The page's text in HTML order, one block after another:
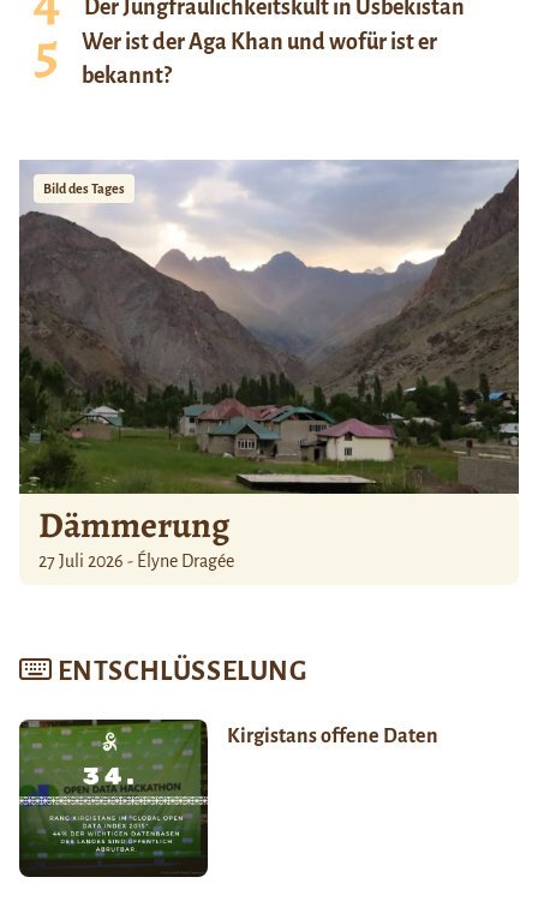
Der Jungfräulichkeitskult in Usbekistan
Wer ist der Aga Khan und wofür ist er
bekannt?
Bild des Tages
Dämmerung
27 Juli 2026 - Élyne Dragée
ENTSCHLÜSSELUNG
Kirgistans offene Daten